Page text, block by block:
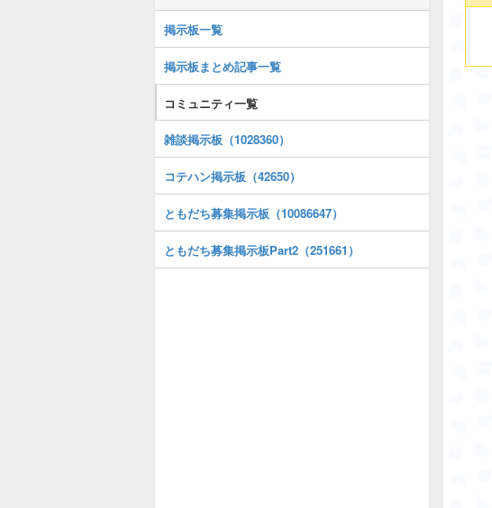
掲示板一覧
掲示板まとめ記事一覧
コミュニティ一覧
雑談掲示板（1028360）
コテハン掲示板（42650）
ともだち募集掲示板（10086647）
ともだち募集掲示板Part2（251661）